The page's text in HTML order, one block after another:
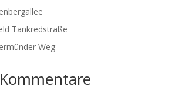
Tankredstraße
Weg